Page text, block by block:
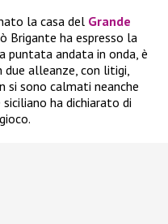
la casa del Grande
Brigante ha espresso la
puntata andata in onda, è
alleanze, con litigi,
si sono calmati neanche
ha dichiarato di